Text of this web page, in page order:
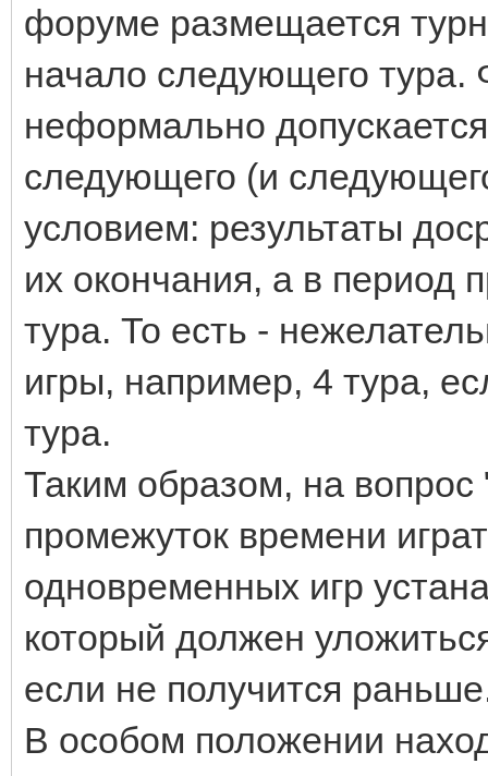
форуме размещается
начало следующего тура.
неформально
следующего (и
условием: результаты
их окончания, а в период
тура. То есть -
игры, например, 4 тура,
тура.
Таким образом, на вопрос
промежуток времени
одновременных игр
который должен
если не получится
В особом положении